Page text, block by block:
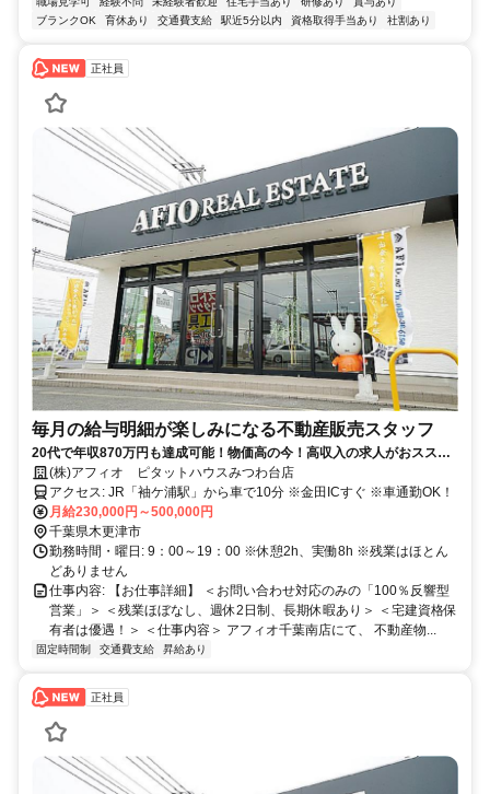
ブランクOK
育休あり 交通費支給 駅近5分以内 資格取得手当あり 社割あり
正社員
毎月の給与明細が楽しみになる不動産販売スタッフ
20代で年収870万円も達成可能！物価高の今！高収入の求人がおススメ
◎あなたのキャリアチェンジをサポートします。稼げる環境をスタッフ
全員でご用意致します。ノルマなし＆千葉県内屈指の高インセンティブ
の不動産会社です。
(株)アフィオ ピタットハウスみつわ台店
アクセス: JR「袖ケ浦駅」から車で10分 ※金田ICすぐ ※車通勤OK！
月給230,000円～500,000円
千葉県木更津市
勤務時間・曜日: 9：00～19：00 ※休憩2h、実働8h ※残業はほとん
どありません
仕事内容: 【お仕事詳細】 ＜お問い合わせ対応のみの「100％反響型
営業」＞ ＜残業ほぼなし、週休2日制、長期休暇あり＞ ＜宅建資格保
有者は優遇！＞ ＜仕事内容＞ アフィオ千葉南店にて、 不動産物...
固定時間制 交通費支給 昇給あり
正社員